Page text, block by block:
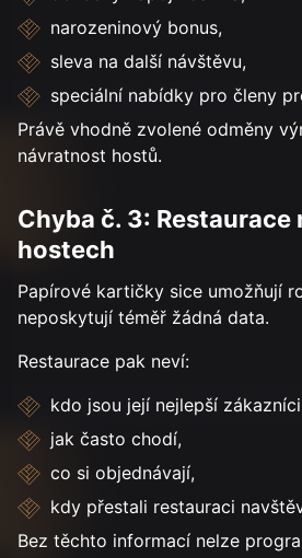
narozeninový bonus,
sleva na další návštěvu,
speciální nabídky pro členy
Právě vhodně zvolené odměny
návratnost hostů.
Chyba č. 3: Restaurace
hostech
Papírové kartičky sice umožňují
neposkytují téměř žádná data.
Restaurace pak neví:
kdo jsou její nejlepší
jak často chodí,
co si objednávají,
kdy přestali restauraci
Bez těchto informací nelze